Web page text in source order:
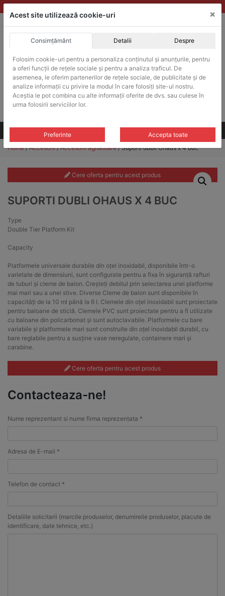
Skip
to
ACHIZITII PUBLICE
Produsele pot fi achizitionate si in sistemul SEAP / SICAP
Products
search
CAUTARE
Toate produsele
Home/Accesorii/Accesorii agitatoare/ Suporti dubli Ohaus x 4 buc
Cere oferta pentru acest produs
SUPORTI DUBLI OHAUS X 4 BUC
Type
Double Tier Platform Kit
Capacity
Platformele universale durabile din oțel inoxidabil, disponibile într-o
varietate de dimensiuni, sunt configurate pentru a fixa în siguranță rafturi
de tuburi și cleme de balon. Creșteți debitul prin selectarea unei platforme
mai mari sau a unei stive. Diverse Cleme de balon sunt disponibile în
capacități de la 10 ml până la 6 l. Clemele din oțel inoxidabil sunt proiectate
pentru baloane de sticlă. Clemele PVC sunt proiectate pentru a fi utilizate
cu baloane din policarbonat și sunt autoclavabile. Platformele cu bare
variabile și platformele mari sunt construite din oțel inoxidabil durabil, cu
bare reglabile pentru a susține vase neregulate, containere mari și
carabine.
Cere oferta pentru acest produs
Contacteaza-ne!
Nume reprezentant si nume firma reprezentata *
Adresa de E-mail *
Telefon de contact *
Detaliile solicitarii (marcile produselor, denumireile produselor, placute de
identificare, date tehnice, etc.)
Acest site utilizează cookie-uri ×
Consimțământ Detalii Despre
Folosim cookie-uri pentru a personaliza conținutul și anunțurile, pentru
a oferi funcții de rețele sociale și pentru a analiza traficul. De
asemenea, le oferim partenerilor de rețele sociale, de publicitate și de
analize informații cu privire la modul în care folosiți site-ul nostru.
Aceștia le pot combina cu alte informații oferite de dvs. sau culese în
urma folosirii serviciilor lor.
Preferinte Accepta toate